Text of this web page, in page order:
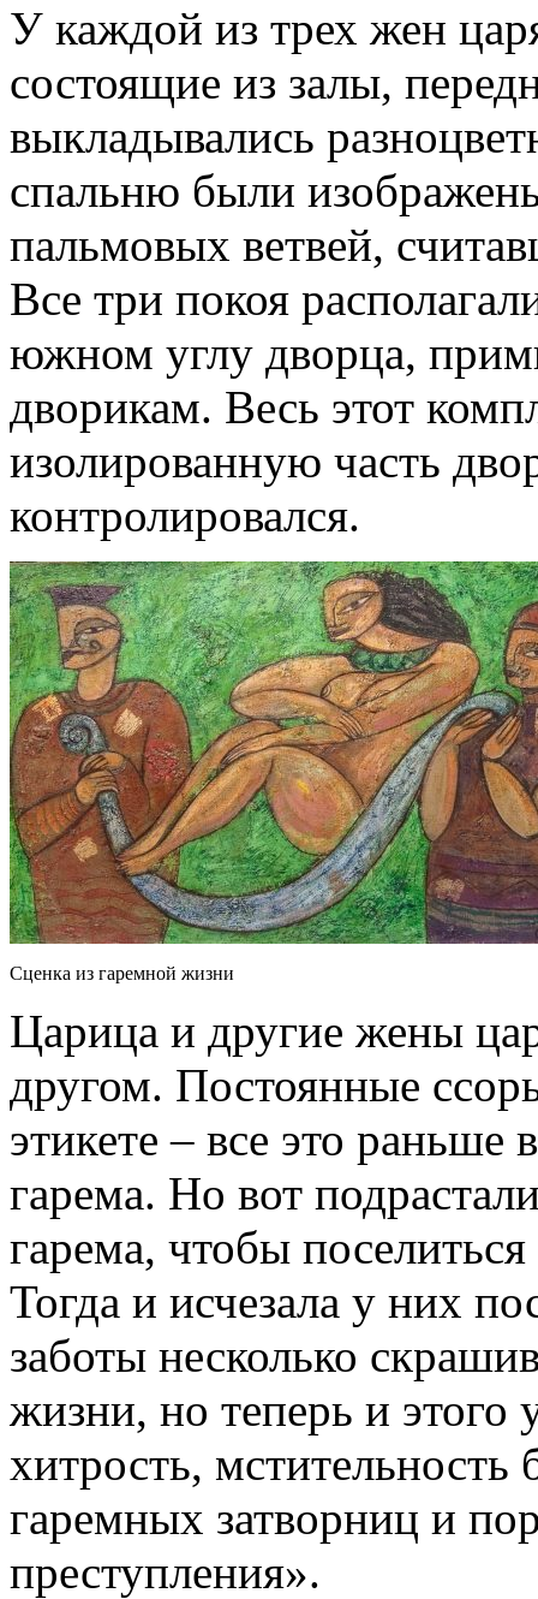
У каждой из трех жен
состоящие из залы,
выкладывались
спальню были
пальмовых ветвей,
Все три покоя
южном углу дворца,
дворикам. Весь этот
изолированную часть
контролировался.
Сценка из гаремной жизни
Царица и другие жены
другом. Постоянные
этикете – все это раньше
гарема. Но вот
гарема, чтобы
Тогда и исчезала у них
заботы несколько
жизни, но теперь и этого
хитрость,
гаремных затворниц и
преступления».